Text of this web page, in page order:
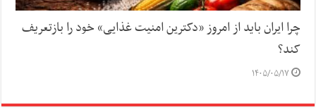
چرا ایران باید از امروز «دکترین امنیت غذایی» خود را بازتعریف
کند؟
۱۴۰۵/۰۵/۱۷